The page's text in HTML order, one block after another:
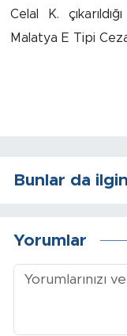
Celal K.
Malatya E Tipi
Bunlar da
Yorumlar
Akçadağ
Doğanyol
Doğanşehir